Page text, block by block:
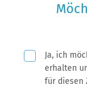
Pflichtfeld
Ja, ich
erhalten und bin mit der
für diesen